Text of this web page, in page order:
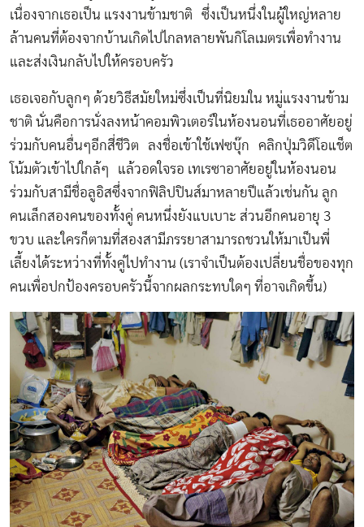
เนื่องจากเธอเป็น แรงงานข้ามชาติ ซึ่งเป็นหนึ่งในผู้ใหญ่หลาย
ล้านคนที่ต้องจากบ้านเกิดไปไกลหลายพันกิโลเมตรเพื่อทำงาน
และส่งเงินกลับไปให้ครอบครัว
เธอเจอกับลูกๆ ด้วยวิธีสมัยใหม่ซึ่งเป็นที่นิยมใน หมู่แรงงานข้าม
ชาติ นั่นคือการนั่งลงหน้าคอมพิวเตอร์ในห้องนอนที่เธออาศัยอยู่
ร่วมกับคนอื่นๆอีกสี่ชีวิต ลงชื่อเข้าใช้เฟซบุ๊ก คลิกปุ่มวิดีโอแช็ต
โน้มตัวเข้าไปใกล้ๆ แล้วอดใจรอ เทเรซาอาศัยอยู่ในห้องนอน
ร่วมกับสามีชื่อลูอิสซึ่งจากฟิลิปปินส์มาหลายปีแล้วเช่นกัน ลูก
คนเล็กสองคนของทั้งคู่ คนหนึ่งยังแบเบาะ ส่วนอีกคนอายุ 3
ขวบ และใครก็ตามที่สองสามีภรรยาสามารถชวนให้มาเป็นพี่
เลี้ยงได้ระหว่างที่ทั้งคู่ไปทำงาน (เราจำเป็นต้องเปลี่ยนชื่อของทุก
คนเพื่อปกป้องครอบครัวนี้จากผลกระทบใดๆ ที่อาจเกิดขึ้น)